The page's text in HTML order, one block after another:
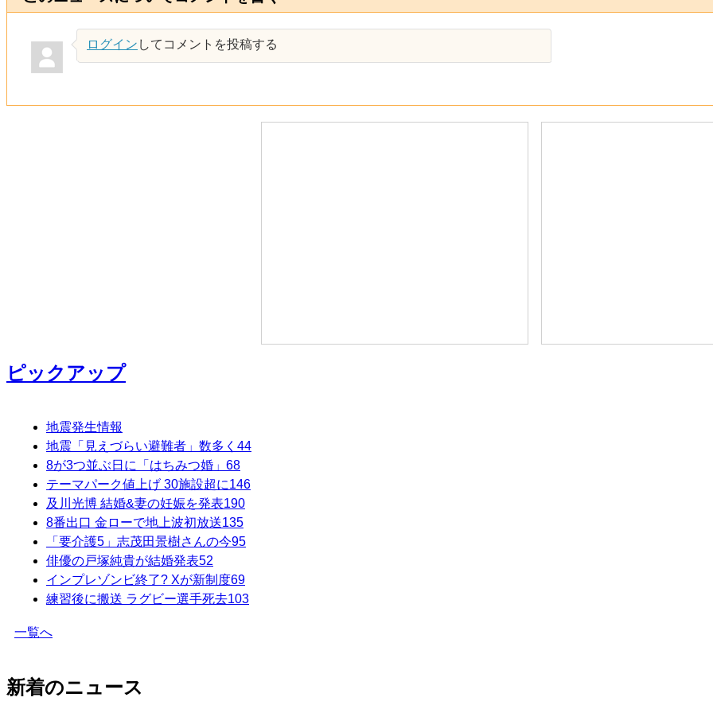
ログイン してコメントを投稿する
ピックアップ
地震発生情報
地震「見えづらい避難者」数多く 44
8が3つ並ぶ日に「はちみつ婚」 68
テーマパーク値上げ 30施設超に146
及川光博 結婚&妻の妊娠を発表190
8番出口 金ローで地上波初放送135
「要介護5」志茂田景樹さんの今95
俳優の戸塚純貴が結婚発表52
インプレゾンビ終了? Xが新制度69
練習後に搬送 ラグビー選手死去103
一覧へ
新着のニュース